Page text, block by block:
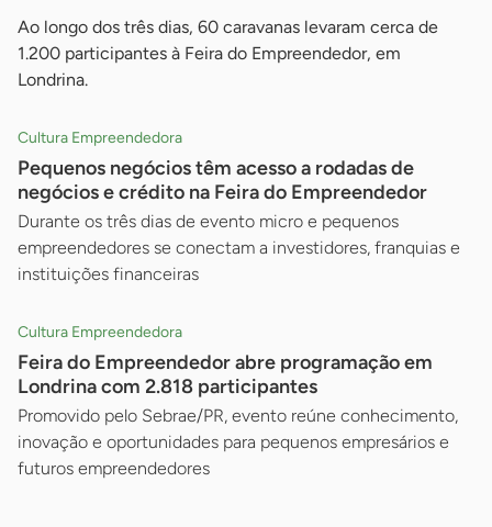
Ao longo dos três dias, 60 caravanas levaram cerca de
1.200 participantes à Feira do Empreendedor, em
Londrina.
Cultura Empreendedora
Pequenos negócios têm acesso a rodadas de
negócios e crédito na Feira do Empreendedor
Durante os três dias de evento micro e pequenos
empreendedores se conectam a investidores, franquias e
instituições financeiras
Cultura Empreendedora
Feira do Empreendedor abre programação em
Londrina com 2.818 participantes
Promovido pelo Sebrae/PR, evento reúne conhecimento,
inovação e oportunidades para pequenos empresários e
futuros empreendedores